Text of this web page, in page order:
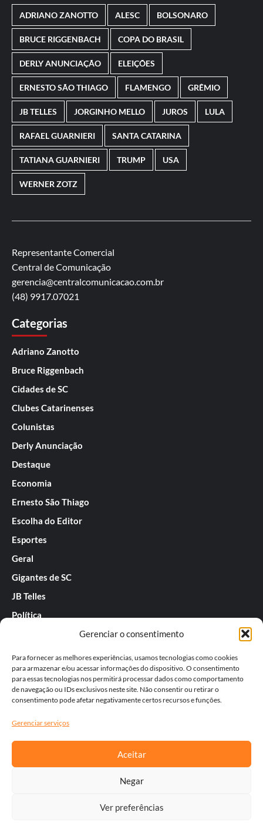
Gerenciar o consentimento
Para fornecer as melhores experiências, usamos tecnologias como cookies
para armazenar e/ou acessar informações do dispositivo. O consentimento
para essas tecnologias nos permitirá processar dados como comportamento
de navegação ou IDs exclusivos neste site. Não consentir ou retirar o
consentimento pode afetar negativamente certos recursos e funções.
Gerenciar serviços
Aceitar
Negar
Ver preferências
ADRIANO ZANOTTO ALESC BOLSONARO
BRUCE RIGGENBACH COPA DO BRASIL
DERLY ANUNCIAÇÃO ELEIÇÕES
ERNESTO SÃO THIAGO FLAMENGO GRÊMIO
JB TELLES JORGINHO MELLO JUROS LULA
RAFAEL GUARNIERI SANTA CATARINA
TATIANA GUARNIERI TRUMP USA
WERNER ZOTZ
Representante Comercial
Central de Comunicação
gerencia@centralcomunicacao.com.br
(48) 9917.07021
Categorias
Adriano Zanotto
Bruce Riggenbach
Cidades de SC
Clubes Catarinenses
Colunistas
Derly Anunciação
Destaque
Economia
Ernesto São Thiago
Escolha do Editor
Esportes
Geral
Gigantes de SC
JB Telles
Política
Rafael Guarnieri
Séries
Tatiana
Werner Zotz